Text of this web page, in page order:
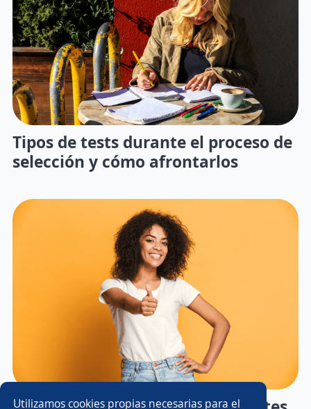
Utilizamos cookies propias necesarias para el
Tipos de tests durante el proceso de
selección y cómo afrontarlos